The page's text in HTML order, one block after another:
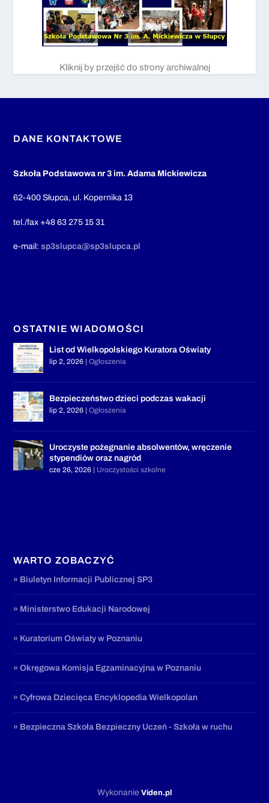
Kliknij by przejść do strony archiwalnej
DANE KONTAKTOWE
Szkoła Podstawowa nr 3 im. Adama Mickiewicza
62-400 Słupca, ul. Kopernika 13
tel./fax +48 63 275 15 31
e-mail:sp3slupca@sp3slupca.pl
OSTATNIE WIADOMOŚCI
List od Wielkopolskiego Kuratora Oświaty
lip 2, 2026 |Ogłoszenia
Bezpieczeństwo dzieci podczas wakacji
lip 2, 2026 |Ogłoszenia
Uroczyste pożegnanie absolwentów, wręczenie
stypendiów oraz nagród
cze 26, 2026 | Uroczystości szkolne
WARTO ZOBACZYĆ
» Biuletyn Informacji Publicznej SP3
» Ministerstwo Edukacji Narodowej
» Kuratorium Oświaty w Poznaniu
» Okręgowa Komisja Egzaminacyjna w Poznaniu
» Cyfrowa Dziecięca Encyklopedia Wielkopolan
» Bezpieczna Szkoła Bezpieczny Uczeń - Szkoła w ruchu
Wykonanie Viden.pl